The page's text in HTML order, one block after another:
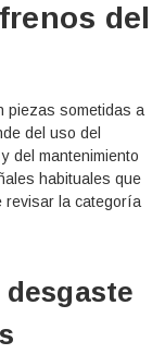
del
piezas sometidas a
del uso del
del mantenimiento
habituales que
revisar la categoría